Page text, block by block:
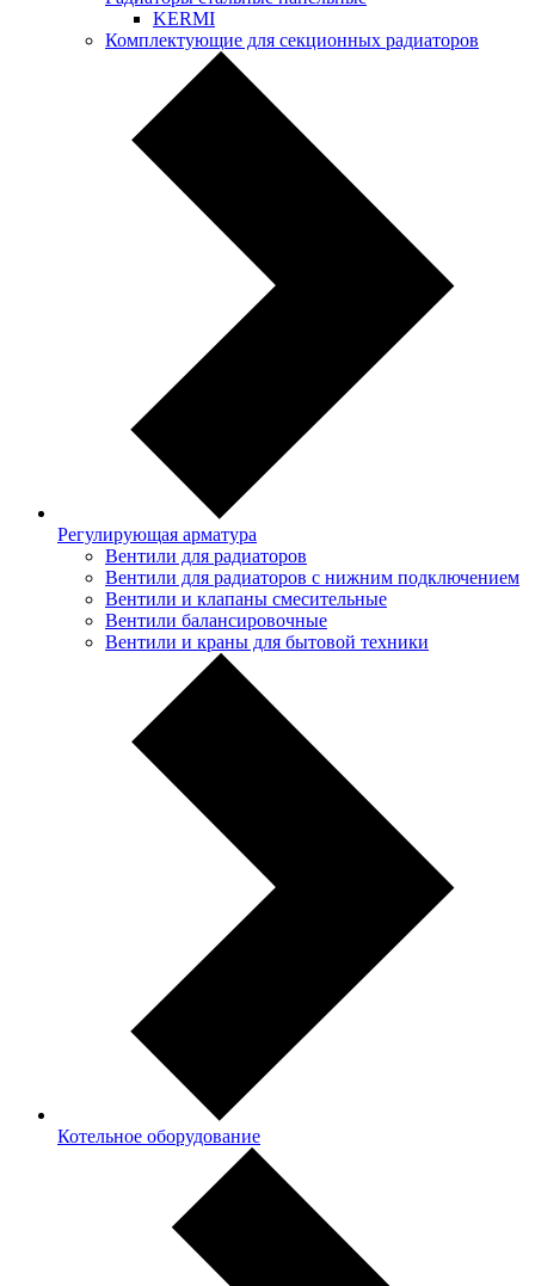
KERMI
Комплектующие для секционных радиаторов
Регулирующая арматура
Вентили для радиаторов
Вентили для радиаторов с нижним подключением
Вентили и клапаны смесительные
Вентили балансировочные
Вентили и краны для бытовой техники
Котельное оборудование